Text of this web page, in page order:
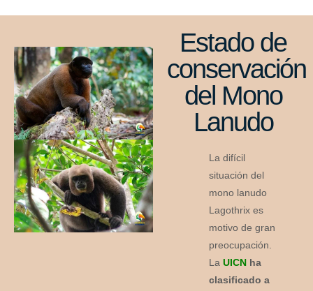
Estado de
conservación
del Mono
Lanudo
La difícil
situación del
mono lanudo
Lagothrix es
motivo de gran
preocupación.
LaUICN ha
clasificado a